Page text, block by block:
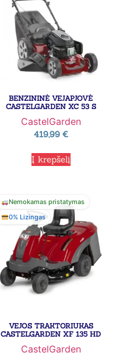
BENZININĖ VEJAPJOVĖ
CASTELGARDEN XC 53 S
CastelGarden
419,99 €
Į krepšelį
Nemokamas pristatymas
0% Lizingas
VEJOS TRAKTORIUKAS
CASTELGARDEN XF 135 HD
CastelGarden